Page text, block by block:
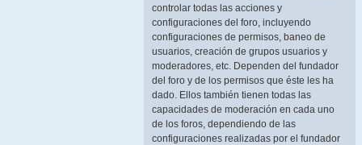
controlar todas las acciones y
configuraciones del foro, incluyendo
configuraciones de permisos, baneo de
usuarios, creación de grupos usuarios y
moderadores, etc. Dependen del fundador
del foro y de los permisos que éste les ha
dado. Ellos también tienen todas las
capacidades de moderación en cada uno
de los foros, dependiendo de las
configuraciones realizadas por el fundador